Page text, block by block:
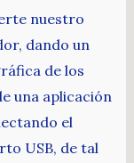
nuestro
dando un
de los
una aplicación
el
USB, de tal